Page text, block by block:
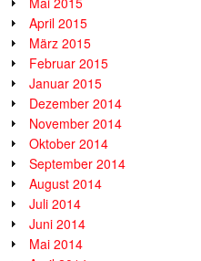
April 2015
März 2015
Februar 2015
Januar 2015
Dezember 2014
November 2014
Oktober 2014
September 2014
August 2014
Juli 2014
Juni 2014
Mai 2014